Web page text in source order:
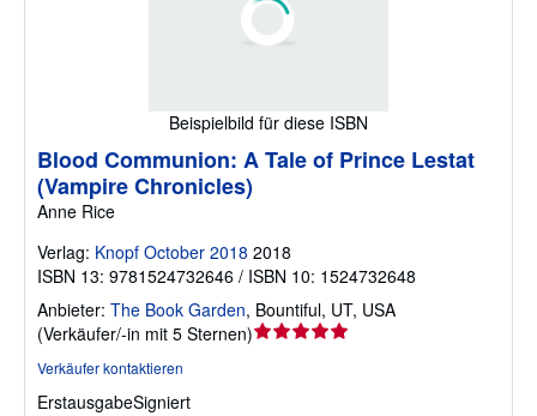
Beispielbild für diese ISBN
Blood Communion: A Tale of Prince Lestat
(Vampire Chronicles)
Anne Rice
Verlag: Knopf October 2018 2018
ISBN 13: 9781524732646 / ISBN 10: 1524732648
Anbieter: The Book Garden, Bountiful, UT, USA
(Verkäufer/-in mit 5 Sternen)Verkäuferbewertung
Verkäufer kontaktieren
ErstausgabeSigniert